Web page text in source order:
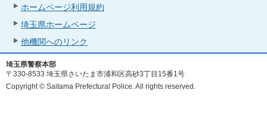
ホームページ利用規約
埼玉県ホームページ
他機関へのリンク
埼玉県警察本部
〒330-8533 埼玉県さいたま市浦和区高砂3丁目15番1号
Copyright © Saitama Prefectural Police. All rights reserved.